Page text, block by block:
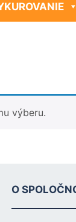
výberu.
O